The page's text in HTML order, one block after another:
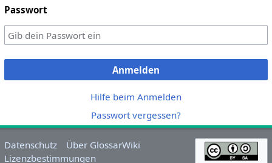
Passwort
Anmelden
Hilfe beim Anmelden
Passwort vergessen?
Datenschutz
Über GlossarWiki
Lizenzbestimmungen